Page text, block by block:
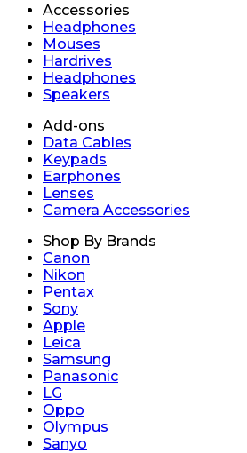
Accessories
Headphones
Mouses
Hardrives
Headphones
Speakers
Add-ons
Data Cables
Keypads
Earphones
Lenses
Camera Accessories
Shop By Brands
Canon
Nikon
Pentax
Sony
Apple
Leica
Samsung
Panasonic
LG
Oppo
Olympus
Sanyo